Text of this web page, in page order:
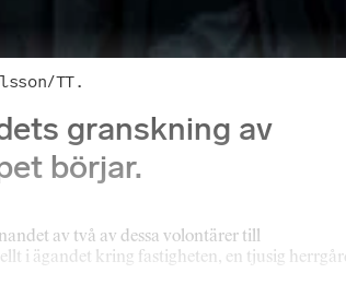
TT.
granskning av
börjar.
av två av dessa volontärer till
i ägandet kring fastigheten, en tjusig